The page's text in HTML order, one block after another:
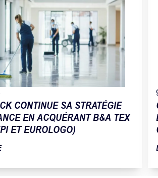
CONTINUE SA STRATÉGIE
EN ACQUÉRANT B&A TEX
ET EUROLOGO)